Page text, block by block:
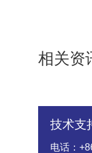
相关资
技术支
电话：